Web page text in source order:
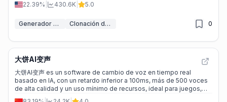
22.39%
430.6K 5.0
Generador de voz IA Clonación de voz IA 0
大饼AI变声
大饼AI变声 es un software de cambio de voz en tiempo real
basado en IA, con un retardo inferior a 100ms, más de 500 voces
de alta calidad y un uso mínimo de recursos, ideal para juegos,
streaming y chats sociales.